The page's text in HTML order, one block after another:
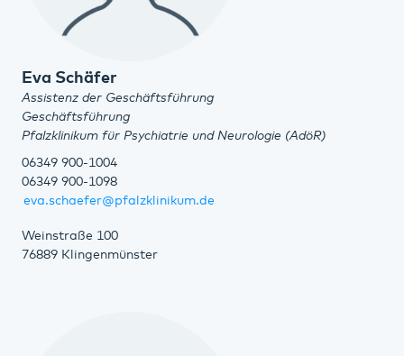
Eva Schäfer
Assistenz der Geschäftsführung
Geschäftsführung
Pfalzklinikum für Psychiatrie und Neurologie (AdöR)
06349 900-1004
06349 900-1098
eva.schaefer@pfalzklinikum.de
Weinstraße 100
76889 Klingenmünster